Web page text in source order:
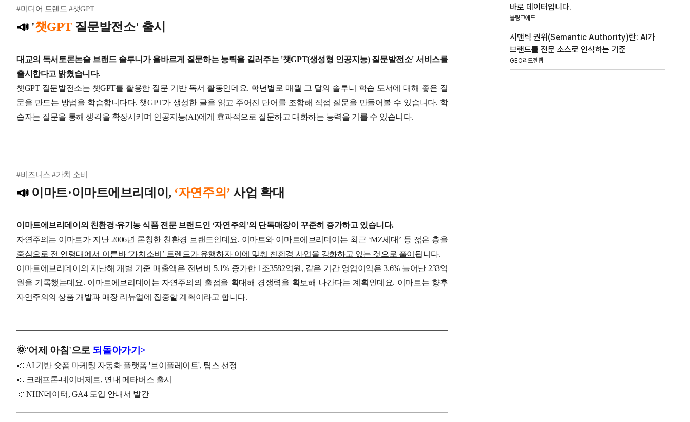
#미디어 트렌드 #챗GPT
📣 '챗GPT질문발전소' 출시
대교의 독서토론논술 브랜드 솔루니가 올바르게 질문하는 능력을 길러주는 '챗GPT(생성형 인공지능) 질문발전소' 서비스를
출시한다고 밝혔습니다.
챗GPT 질문발전소는 챗GPT를 활용한 질문 기반 독서 활동인데요. 학년별로 매월 그 달의 솔루니 학습 도서에 대해 좋은 질
문을 만드는 방법을 학습합니다다. 챗GPT가 생성한 글을 읽고 주어진 단어를 조합해 직접 질문을 만들어볼 수 있습니다. 학
습자는 질문을 통해 생각을 확장시키며 인공지능(AI)에게 효과적으로 질문하고 대화하는 능력을 기를 수 있습니다.
#비즈니스 #가치 소비
📣 이마트·이마트에브리데이, ‘자연주의’ 사업 확대
이마트에브리데이의 친환경·유기농 식품 전문 브랜드인 ‘자연주의’의 단독매장이 꾸준히 증가하고 있습니다.
자연주의는 이마트가 지난 2006년 론칭한 친환경 브랜드인데요. 이마트와 이마트에브리데이는 최근 ‘MZ세대’ 등 젊은 층을
중심으로 전 연령대에서 이른바 ‘가치소비’ 트렌드가 유행하자 이에 맞춰 친환경 사업을 강화하고 있는 것으로 풀이 됩니다.
이마트에브리데이의 지난해 개별 기준 매출액은 전년비 5.1% 증가한 1조3582억원, 같은 기간 영업이익은 3.6% 늘어난 233억
원을 기록했는데요. 이마트에브리데이는 자연주의의 출점을 확대해 경쟁력을 확보해 나간다는 계획인데요. 이마트는 향후
자연주의의 상품 개발과 매장 리뉴얼에 집중할 계획이라고 합니다.
🌞'어제 아침'으로 되돌아가기>
📣 AI 기반 숏폼 마케팅 자동화 플랫폼 '브이플레이트', 팁스 선정
📣 크래프톤-네이버제트, 연내 메타버스 출시
📣 NHN데이터, GA4 도입 안내서 발간
바로 데이터입니다.
블링크애드
시맨틱 권위(Semantic Authority)란: AI가
브랜드를 전문 소스로 인식하는 기준
GEO리드젠랩